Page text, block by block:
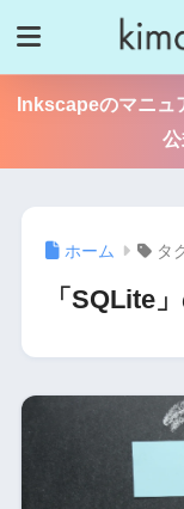
Inkscapeのマニ
ホーム タ
「SQLite